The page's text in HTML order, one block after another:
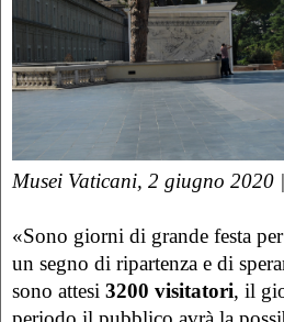
Musei Vaticani, 2 giugno
«Sono giorni di grande festa
un segno di ripartenza e di
sono attesi 3200 visitatori, il